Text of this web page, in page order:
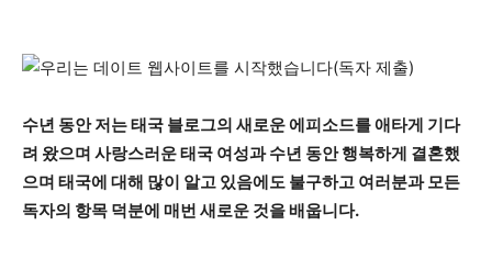
수년 동안 저는 태국 블로그의 새로운 에피소드를 애타게 기다
려 왔으며 사랑스러운 태국 여성과 수년 동안 행복하게 결혼했
으며 태국에 대해 많이 알고 있음에도 불구하고 여러분과 모든
독자의 항목 덕분에 매번 새로운 것을 배웁니다.